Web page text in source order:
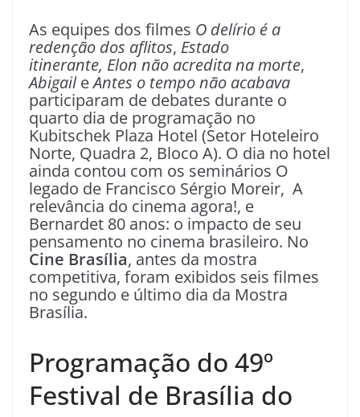
As equipes dos filmes O delírio é a
redenção dos aflitos, Estado
itinerante, Elon não acredita na morte,
AbigaileAntes o tempo não acabava
participaram de debates durante o
quarto dia de programação no
Kubitschek Plaza Hotel (Setor Hoteleiro
Norte, Quadra 2, Bloco A). O dia no hotel
ainda contou com os seminários O
legado de Francisco Sérgio Moreir, A
relevância do cinema agora!, e
Bernardet 80 anos: o impacto de seu
pensamento no cinema brasileiro. No
Cine Brasília, antes da mostra
competitiva, foram exibidos seis filmes
no segundo e último dia da Mostra
Brasília.
Programação do 49º
Festival de Brasília do